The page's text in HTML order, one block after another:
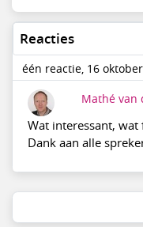
Reacties
één reactie, 16
Mathé van
Wat interessant,
Dank aan alle